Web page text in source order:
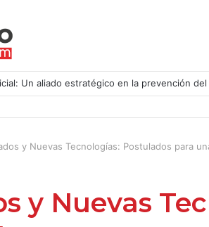
Un aliado estratégico en la prevención
y Nuevas Tecnologías: Postulados para
y Nuevas